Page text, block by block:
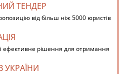
ТЕНДЕР
від більш ніж 5000 юристів
ефективне рішення для отримання
УКРАЇНИ